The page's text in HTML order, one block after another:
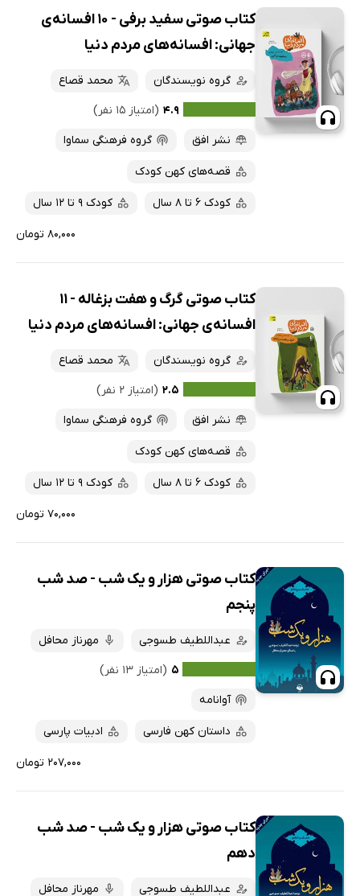
کتاب صوتی سفید برفی - 10 افسانه‌ی
جهانی: افسانه‌های مردم دنیا
گروه نویسندگان
محمد قصاع
۴.۹ (امتیاز ۱۵ نفر)
نشر افق
گروه فرهنگی سماوا
قصه‌های کهن کودک
کودک 6 تا 8 سال کودک 9 تا 12 سال
۸۰,۰۰۰ تومان
کتاب صوتی گرگ و هفت بزغاله - 11
افسانه‌ی جهانی: افسانه‌های مردم دنیا
گروه نویسندگان
محمد قصاع
۲.۵ (امتیاز ۲ نفر)
نشر افق
گروه فرهنگی سماوا
قصه‌های کهن کودک
کودک 6 تا 8 سال کودک 9 تا 12 سال
۷۰,۰۰۰ تومان
کتاب صوتی هزار و یک شب - صد شب
پنجم
عبداللطیف طسوجی
مهرناز محافل
۵ (امتیاز ۱۳ نفر)
آوانامه
داستان کهن فارسی ادبیات پارسی
۲۰۷,۰۰۰ تومان
کتاب صوتی هزار و یک شب - صد شب
دهم
عبداللطیف طسوجی
مهرناز محافل